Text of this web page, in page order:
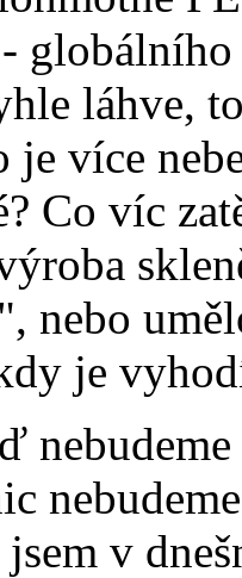
láhve,
je více
Co víc
nebo
je
nebudeme
jsem v